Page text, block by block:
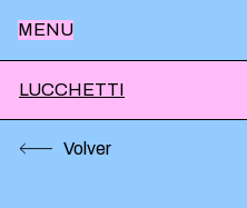
LUCCHETTI
MENU
Inicio
Volver